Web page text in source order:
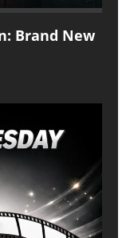
Brand New